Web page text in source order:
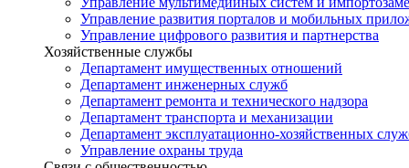
Управление развития порталов и мобильных
Управление цифрового развития и партнерства
Хозяйственные службы
Департамент имущественных отношений
Департамент инженерных служб
Департамент ремонта и технического надзора
Департамент транспорта и механизации
Департамент эксплуатационно-хозяйственных
Управление охраны труда